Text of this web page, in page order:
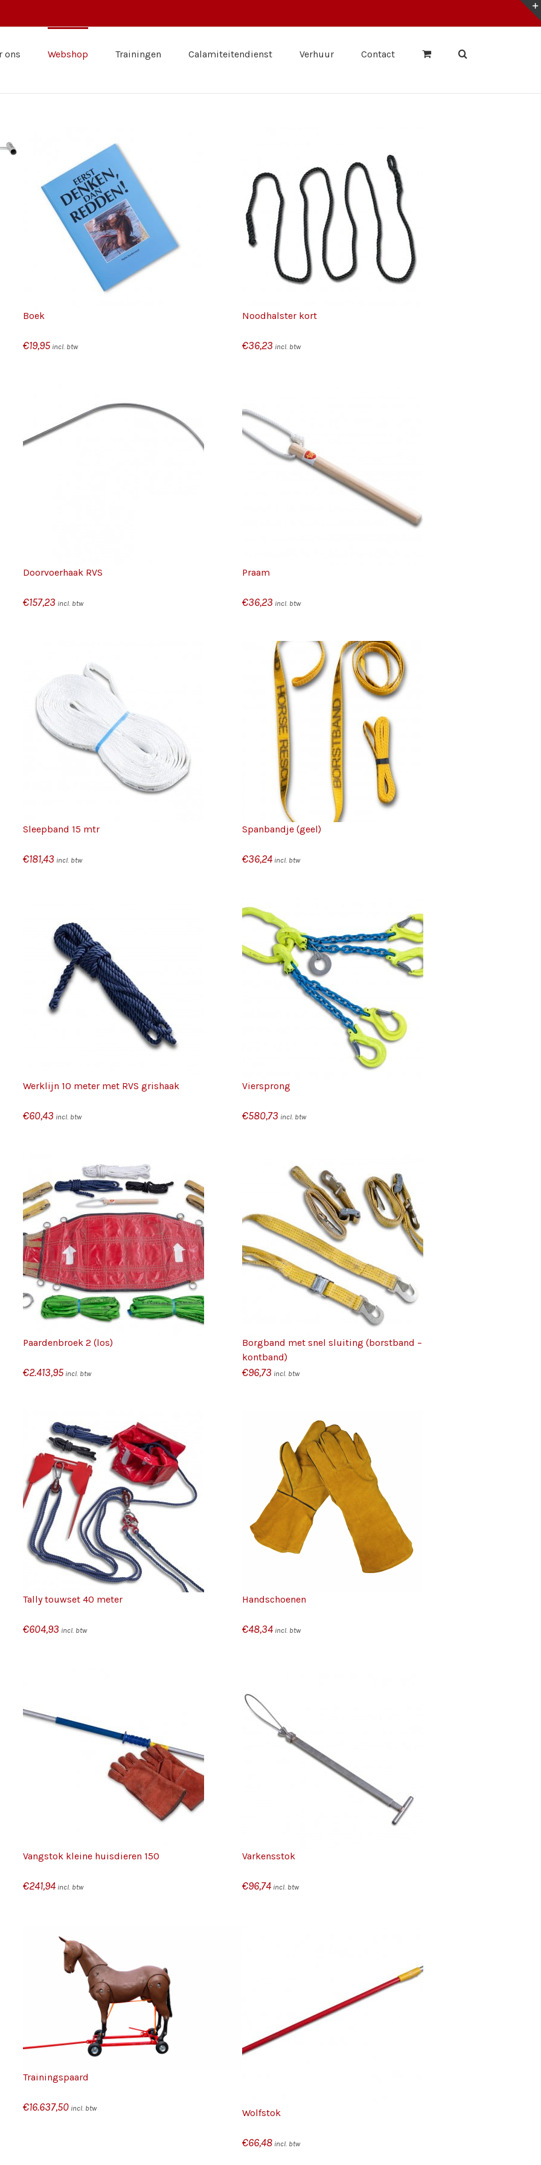
ons Webshop Trainingen Calamiteitendienst Verhuur Contact
Boek
€19,95 incl. btw
TOEVOEGEN AAN WINKELWAGEN
DETAILS
Noodhalster kort
€36,23 incl. btw
Doorvoerhaak RVS
€157,23 incl. btw
Praam
€36,23 incl. btw
Sleepband 15 mtr
€181,43 incl. btw
TOEVOEGEN AAN WINKELWAGEN
DETAILS
Spanbandje (geel)
€36,24 incl. btw
Werklijn 10 meter met RVS grishaak
€60,43 incl. btw
TOEVOEGEN AAN WINKELWAGEN
DETAILS
Viersprong
€580,73 incl. btw
Paardenbroek 2 (los)
€2.413,95 incl. btw
TOEVOEGEN AAN WINKELWAGEN
DETAILS
Borgband met snel sluiting (borstband –
kontband)
€96,73 incl. btw
Tally touwset 40 meter
€604,93 incl. btw
TOEVOEGEN AAN WINKELWAGEN
DETAILS
Handschoenen
€48,34 incl. btw
Vangstok kleine huisdieren 150
€241,94 incl. btw
TOEVOEGEN AAN WINKELWAGEN
DETAILS
Varkensstok
€96,74 incl. btw
Trainingspaard
€16.637,50 incl. btw
TOEVOEGEN AAN WINKELWAGEN
DETAILS
Wolfstok
€66,48 incl. btw